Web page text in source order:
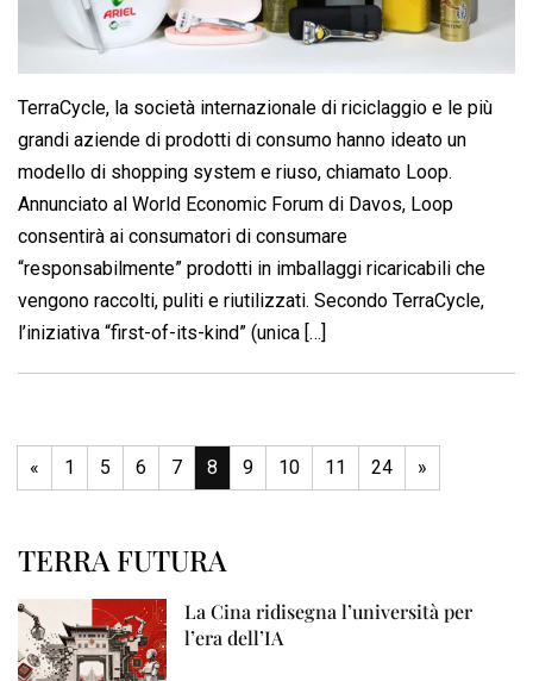
TerraCycle, la società internazionale di riciclaggio e le più
grandi aziende di prodotti di consumo hanno ideato un
modello di shopping system e riuso, chiamato Loop.
Annunciato al World Economic Forum di Davos, Loop
consentirà ai consumatori di consumare
“responsabilmente” prodotti in imballaggi ricaricabili che
vengono raccolti, puliti e riutilizzati. Secondo TerraCycle,
l’iniziativa “first-of-its-kind” (unica […]
« 1 5 6 7 8 9 10 11 24 »
TERRA FUTURA
La Cina ridisegna l’università per
l’era dell’IA